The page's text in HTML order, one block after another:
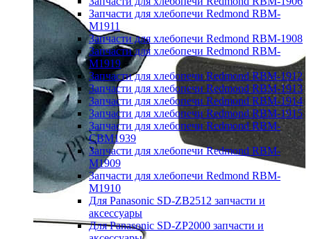
Запчасти для хлебопечи Redmond RBM-
M1911
Запчасти для хлебопечи Redmond RBM-1908
Запчасти для хлебопечи Redmond RBM-
M1919
Запчасти для хлебопечи Redmond RBM-1912
Запчасти для хлебопечи Redmond RBM-1913
Запчасти для хлебопечи Redmond RBM-1914
Запчасти для хлебопечи Redmond RBM-1915
Запчасти для хлебопечи Redmond RBM-
CBM1939
Запчасти для хлебопечи Redmond RBM-
M1909
Запчасти для хлебопечи Redmond RBM-
M1910
Для Panasonic SD-ZB2512 запчасти и
аксессуары
Для Panasonic SD-ZP2000 запчасти и